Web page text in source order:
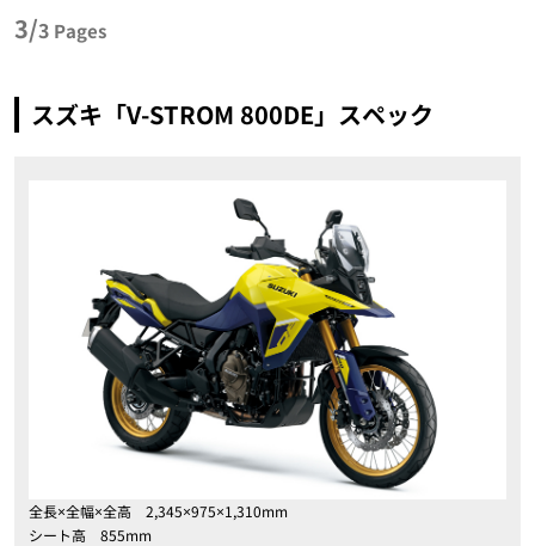
3/3 Pages
スズキ「V-STROM 800DE」スペック
全長×全幅×全高 2,345×975×1,310mm
シート高 855mm